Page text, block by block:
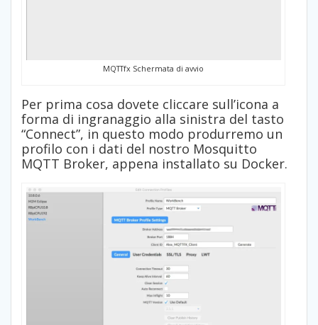
MQTTfx Schermata di avvio
Per prima cosa dovete cliccare sull’icona a
forma di ingranaggio alla sinistra del tasto
“Connect”, in questo modo produrremo un
profilo con i dati del nostro Mosquitto
MQTT Broker, appena installato su Docker.